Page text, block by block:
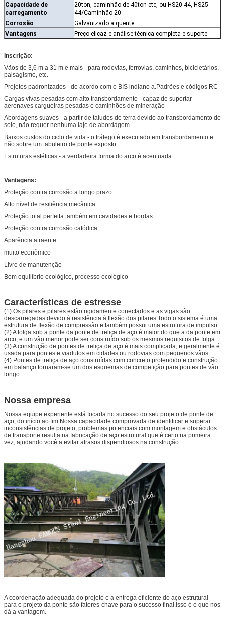
Capacidade de
carregamento
20ton, caminhão de 40ton etc, ou HS20-44, HS25-
44/Caminhão 20
Corrosão
Galvanizado a quente
Vantagens
Preço eficaz e análise técnica completa e suporte
Inscrição:
Vãos de 3,6 m a 31 m e mais - para rodovias, ferrovias, caminhos, bicicletários,
paisagismo, etc.
Projetos padronizados - de acordo com o BIS indiano a.Padrões e códigos RC
Cargas vivas pesadas com alto transbordamento - capaz de suportar
aeronaves cargueiras pesadas e caminhões de mineração
Abordagens suaves - a partir de taludes de terra devido ao transbordamento do
solo, não requer nenhuma laje de abordagem
Baixos custos do ciclo de vida - o tráfego é executado em transbordamento e
não sobre um tabuleiro de ponte exposto
Estruturas estéticas - a verdadeira forma do arco é acentuada.
Vantagens:
Proteção contra corrosão a longo prazo
Alto nível de resiliência mecânica
Proteção total perfeita também em cavidades e bordas
Proteção contra corrosão catódica
Aparência atraente
muito econômico
Livre de manutenção
Bom equilíbrio ecológico, processo ecológico
Características de estresse
(1) Os pilares e pilares estão rigidamente conectados e as vigas são
descarregadas devido à resistência à flexão dos pilares.Todo o sistema é uma
estrutura de flexão de compressão e também possui uma estrutura de impulso.
(2) A folga sob a ponte da ponte de treliça de aço é maior do que a da ponte em
arco, e um vão menor pode ser construído sob os mesmos requisitos de folga.
(3) A construção de pontes de treliça de aço é mais complicada, e geralmente é
usada para pontes e viadutos em cidades ou rodovias com pequenos vãos.
(4) Pontes de treliça de aço construídas com concreto protendido e construção
em balanço tornaram-se um dos esquemas de competição para pontes de vão
longo.
Nossa empresa
Nossa equipe experiente está focada no sucesso do seu projeto de ponte de
aço, do início ao fim.Nossa capacidade comprovada de identificar e superar
inconsistências de projeto, problemas potenciais com montagem e obstáculos
de transporte resulta na fabricação de aço estrutural que é certo na primeira
vez, ajudando você a evitar atrasos dispendiosos na construção.
A coordenação adequada do projeto e a entrega eficiente do aço estrutural
para o projeto da ponte são fatores-chave para o sucesso final.Isso é o que nos
dá a vantagem.